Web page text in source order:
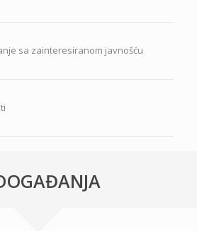
sa zainteresiranom javnošću